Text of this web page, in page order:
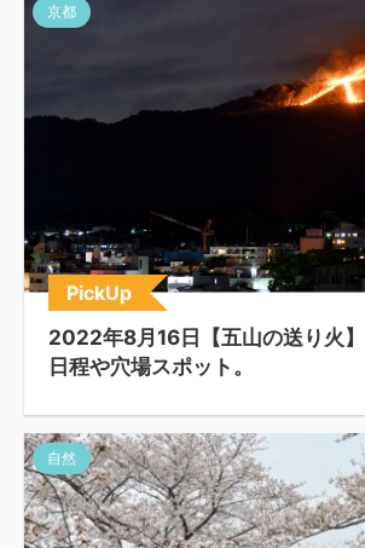
京都
PickUp
2022年8月16日【五山の送り火
日程や穴場スポット。
自然